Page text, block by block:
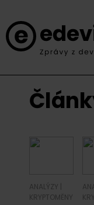
ANALÝZY
KRYPTOMĚNY